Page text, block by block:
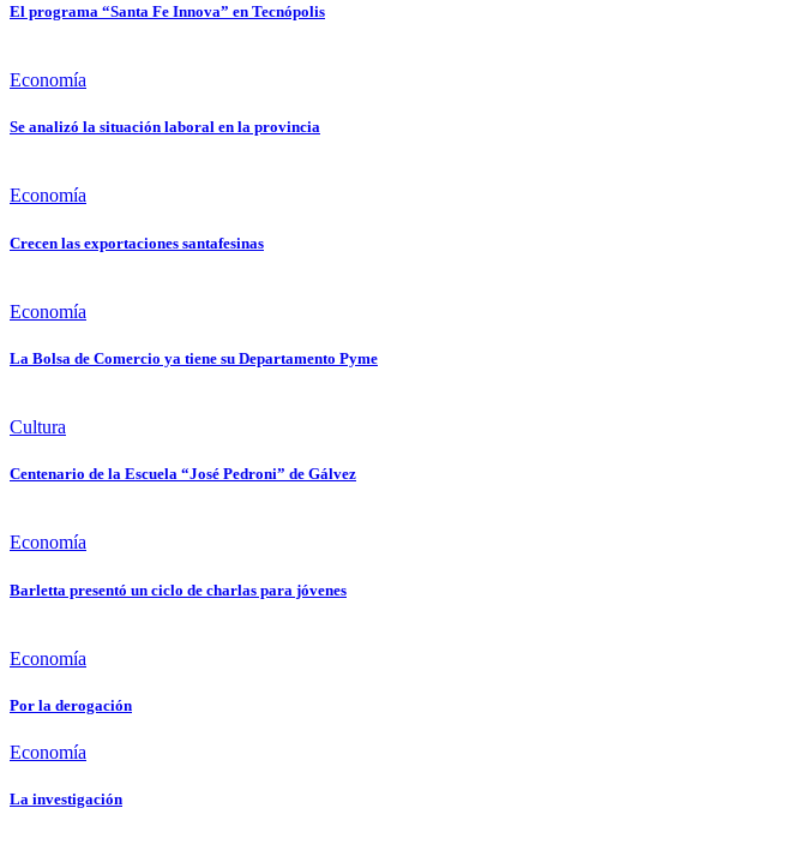
El programa “Santa Fe Innova” en Tecnópolis
Economía
Se analizó la situación laboral en la provincia
Economía
Crecen las exportaciones santafesinas
Economía
La Bolsa de Comercio ya tiene su Departamento Pyme
Cultura
Centenario de la Escuela “José Pedroni” de Gálvez
Economía
Barletta presentó un ciclo de charlas para jóvenes
Economía
Por la derogación
Economía
La investigación